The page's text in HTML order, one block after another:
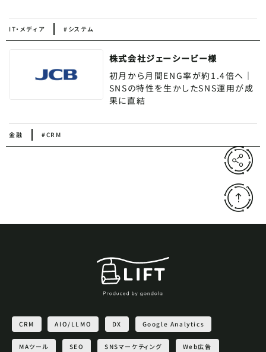
IT・メディア #システム
株式会社ジェーシービー様
初月から月間ENG率が約1.4倍へ｜
SNSの特性を生かしたSNS運用が成
果に直結
金融 #CRM
CRM AIO/LLMO DX Google Analytics
MAツール SEO SNSマーケティング Web広告